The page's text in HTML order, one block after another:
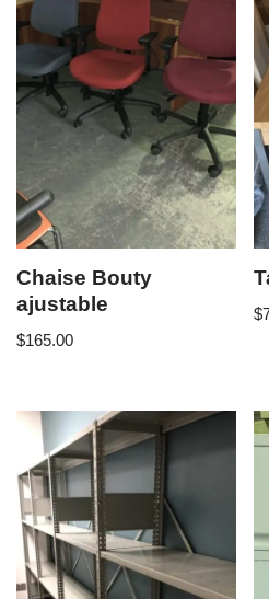
Chaise Bouty
ajustable
$165.00
$